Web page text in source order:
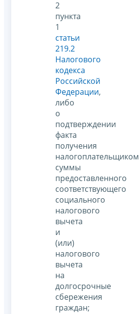
2
пункта
1
статьи
219.2
Налогового
кодекса
Российской
Федерации,
либо
о
подтверждении
факта
получения
налогоплательщиком
суммы
предоставленного
соответствующего
социального
налогового
вычета
и
(или)
налогового
вычета
на
долгосрочные
сбережения
граждан;